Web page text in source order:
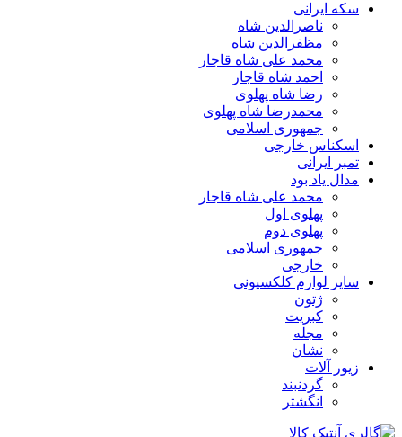
سکه ایرانی
ناصرالدین شاه
مظفرالدین شاه
محمد علی شاه قاجار
احمد شاه قاجار
رضا شاه پهلوی
محمدرضا شاه پهلوی
جمهوری اسلامی
اسکناس خارجی
تمبر ایرانی
مدال یاد بود
محمد علی شاه قاجار
پهلوی اول
پهلوی دوم
جمهوری اسلامی
خارجی
سایر لوازم کلکسیونی
ژتون
کبریت
مجله
نشان
زیور آلات
گردنبند
انگشتر